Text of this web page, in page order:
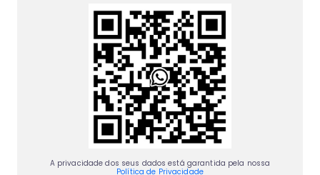
A privacidade dos seus dados está garantida pela nossa
Política de Privacidade